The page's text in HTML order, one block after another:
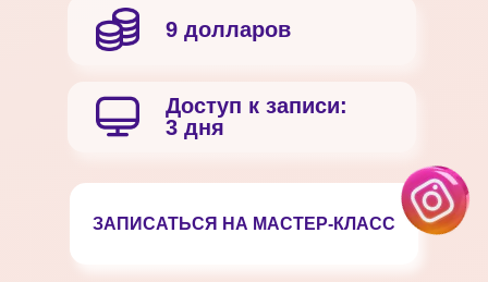
9 долларов
Доступ к записи:
3 дня
ЗАПИСАТЬСЯ НА МАСТЕР-КЛАСС